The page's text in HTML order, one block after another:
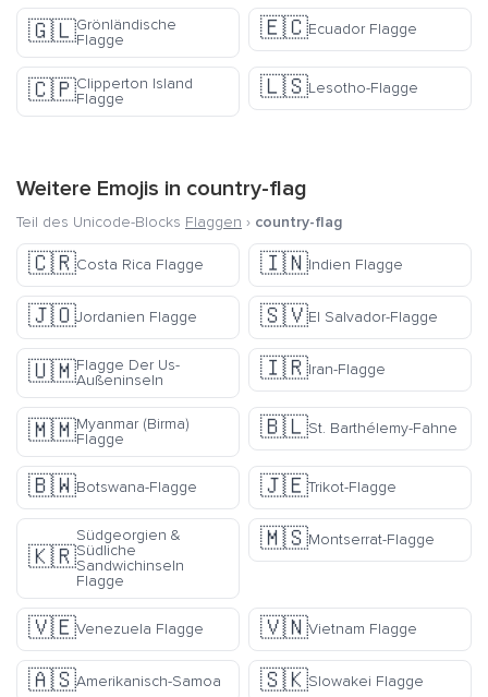
🇬🇱Grönländische
Flagge
🇪🇨Ecuador Flagge
🇨🇵Clipperton Island
Flagge
🇱🇸Lesotho-Flagge
Weitere Emojis in country-flag
Teil des Unicode-Blocks Flaggen › country-flag
🇨🇷Costa Rica Flagge 🇮🇳Indien Flagge
🇯🇴Jordanien Flagge 🇸🇻El Salvador-Flagge
🇺🇲Flagge Der Us-
Außeninseln
🇮🇷Iran-Flagge
🇲🇲Myanmar (Birma)
Flagge
🇧🇱St. Barthélemy-Fahne
🇧🇼Botswana-Flagge 🇯🇪Trikot-Flagge
🇰🇷
Südgeorgien &
Südliche
Sandwichinseln
Flagge
🇲🇸Montserrat-Flagge
🇻🇪Venezuela Flagge 🇻🇳Vietnam Flagge
🇦🇸Amerikanisch-Samoa 🇸🇰Slowakei Flagge